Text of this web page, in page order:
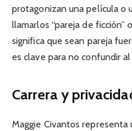
protagonizan una película o
llamarlos “pareja de ficción”
significa que sean pareja
es clave para no confundir
Carrera y
Maggie Civantos